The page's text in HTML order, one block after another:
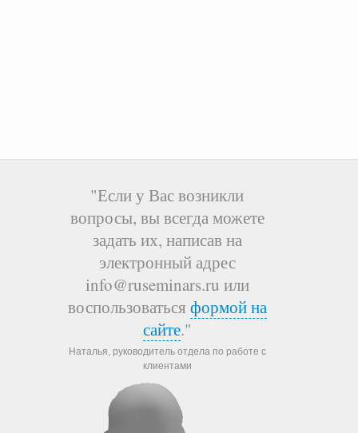
"Если у Вас возникли
вопросы, вы всегда можете
задать их, написав на
электронный адрес
info@ruseminars.ru или
воспользоваться формой на
сайте."
Наталья, руководитель отдела по работе с
клиентами